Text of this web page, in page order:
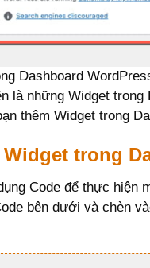
Dashboard
là những Widget trong
thêm Widget trong
Widget trong
Code để thực hiện
bên dưới và chèn